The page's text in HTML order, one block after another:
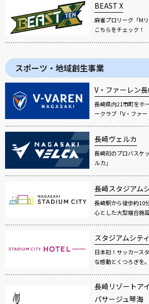
BEAST X
麻雀プロリーグ「M
こちらをチェック！
スポーツ・地域創生事業
V・ファーレン
長崎県内21市町をホ
ークラブ「V・ファー
長崎ヴェルカ
長崎初のプロバスケ
ルカ」
長崎スタジアム
長崎駅から徒歩約10
心とした大型複合施
スタジアムシテ
日本初！サッカース
な感動とくつろぎを。
長崎リゾートア
パサージュ琴海